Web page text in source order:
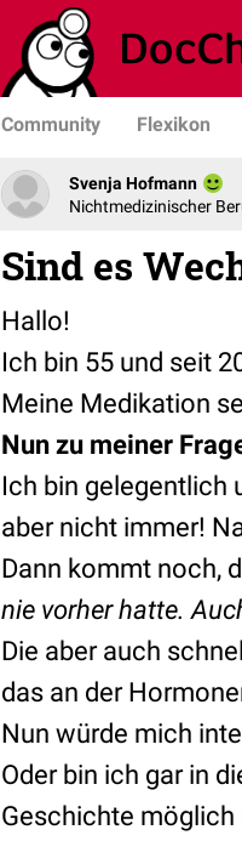
Community Flexikon
Svenja Hofmann
Nichtmedizinischer
Sind es
Hallo!
Ich bin 55 und seit
Meine Medikation
Nun zu meiner
Ich bin gelegentlich
aber nicht immer!
Dann kommt noch,
nie vorher hatte.
Die aber auch
das an der
Nun würde mich
Oder bin ich gar in
Geschichte möglich